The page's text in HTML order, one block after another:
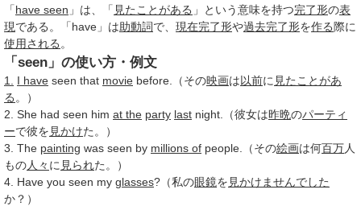
「have seen 」は、「 見た ことがある 」という意味を持つ完了形の表
現である。「have」は助動詞で、 現在完了形や過去完了形を作る際に
使用される 。
「seen」の使い方・例文
1. I have seen that movie before.（その映画は以前に 見た ことがあ
る 。）
2. She had seen him at the party last night.（彼女は昨晩のパーティ
ーで彼を 見かけた。）
3. The painting was seen by millions of people.（その絵画は何百万人
もの人々 に 見られた。）
4. Have you seen my glasses?（私の眼鏡を 見かけ ませんでした
か？）